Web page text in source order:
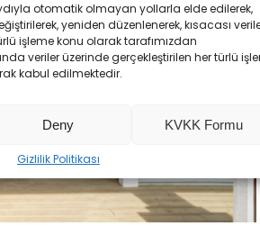
otomatik olmayan yollarla elde edilerek,
yeniden düzenlenerek, kısacası
işleme konu olarak tarafımızdan
veriler üzerinde gerçekleştirilen her türlü
kabul edilmektedir.
Deny KVKK Formu
Gizlilik Politikası